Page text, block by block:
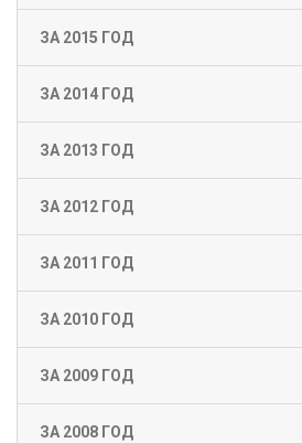
ЗА 2015 ГОД
ЗА 2014 ГОД
ЗА 2013 ГОД
ЗА 2012 ГОД
ЗА 2011 ГОД
ЗА 2010 ГОД
ЗА 2009 ГОД
ЗА 2008 ГОД